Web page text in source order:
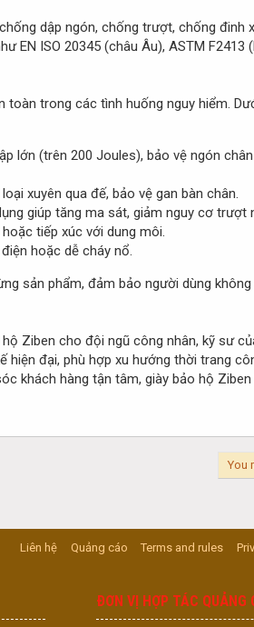
dập ngón, chống trượt, chống đinh
ISO 20345 (châu Âu), ASTM F2413
trong các tình huống nguy hiểm.
lớn (trên 200 Joules), bảo vệ ngón
xuyên qua đế, bảo vệ gan bàn chân.
giúp tăng ma sát, giảm nguy cơ trượt
tiếp xúc với dung môi.
hoặc dễ cháy nổ.
sản phẩm, đảm bảo người dùng
Ziben cho đội ngũ công nhân, kỹ sư
đại, phù hợp xu hướng thời trang
khách hàng tận tâm, giày bảo hộ
You
Liên hệ Quảng cáo Terms and rules
ĐƠN VỊ HỢP TÁC QUẢNG